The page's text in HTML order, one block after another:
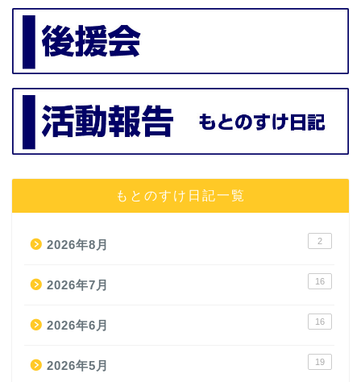
もとのすけ日記一覧
2026年8月 2
2026年7月 16
2026年6月 16
2026年5月 19